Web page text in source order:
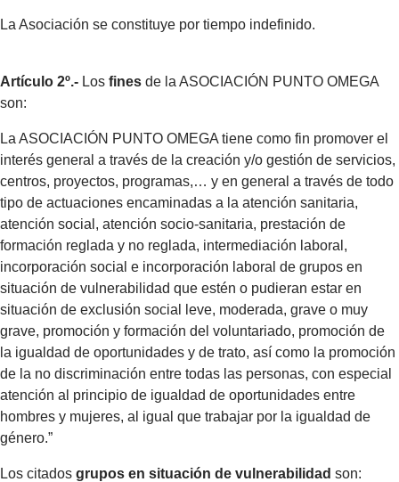
La Asociación se constituye por tiempo indefinido.
Artículo 2º.- Los fines de la ASOCIACIÓN PUNTO OMEGA
son:
La ASOCIACIÓN PUNTO OMEGA tiene como fin promover el
interés general a través de la creación y/o gestión de servicios,
centros, proyectos, programas,… y en general a través de todo
tipo de actuaciones encaminadas a la atención sanitaria,
atención social, atención socio-sanitaria, prestación de
formación reglada y no reglada, intermediación laboral,
incorporación social e incorporación laboral de grupos en
situación de vulnerabilidad que estén o pudieran estar en
situación de exclusión social leve, moderada, grave o muy
grave, promoción y formación del voluntariado, promoción de
la igualdad de oportunidades y de trato, así como la promoción
de la no discriminación entre todas las personas, con especial
atención al principio de igualdad de oportunidades entre
hombres y mujeres, al igual que trabajar por la igualdad de
género.”
Los citados grupos en situación de vulnerabilidad son: